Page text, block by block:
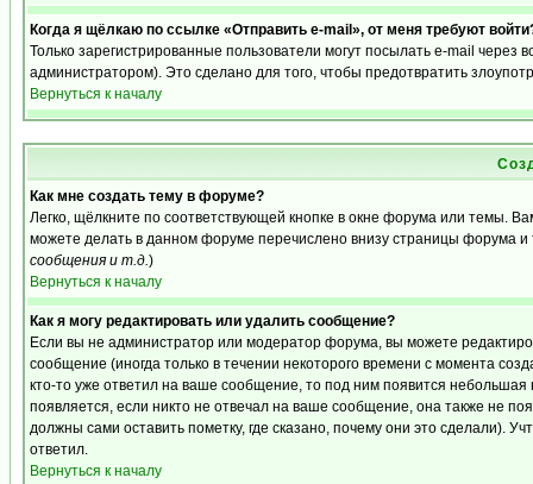
Когда я щёлкаю по ссылке «Отправить e-mail», от меня требуют
Только зарегистрированные пользователи могут посылать e-mail
администратором). Это сделано для того, чтобы предотвратить
Вернуться к началу
Как мне создать тему в форуме?
Легко, щёлкните по соответствующей кнопке в окне форума или темы.
можете делать в данном форуме перечислено внизу страницы форума и
сообщения и т.д.)
Вернуться к началу
Как я могу редактировать или удалить сообщение?
Если вы не администратор или модератор форума, вы можете
сообщение (иногда только в течении некоторого времени с момента
кто-то уже ответил на ваше сообщение, то под ним появится
появляется, если никто не отвечал на ваше сообщение, она также не
должны сами оставить пометку, где сказано, почему они это сделали).
ответил.
Вернуться к началу